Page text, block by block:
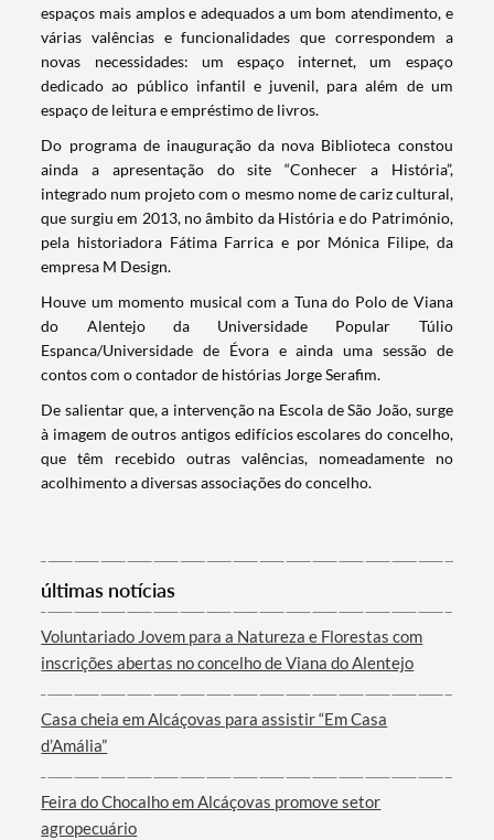
Filtros
espaços mais amplos e adequados a um bom atendimento, e
várias valências e funcionalidades que correspondem a
novas necessidades: um espaço internet, um espaço
dedicado ao público infantil e juvenil, para além de um
espaço de leitura e empréstimo de livros.
Do programa de inauguração da nova Biblioteca constou
ainda a apresentação do site “Conhecer a História”,
integrado num projeto com o mesmo nome de cariz cultural,
que surgiu em 2013, no âmbito da História e do Património,
pela historiadora Fátima Farrica e por Mónica Filipe, da
empresa M Design.
Houve um momento musical com a Tuna do Polo de Viana
do Alentejo da Universidade Popular Túlio
Espanca/Universidade de Évora e ainda uma sessão de
contos com o contador de histórias Jorge Serafim.
De salientar que, a intervenção na Escola de São João, surge
à imagem de outros antigos edifícios escolares do concelho,
que têm recebido outras valências, nomeadamente no
acolhimento a diversas associações do concelho.
últimas notícias
Voluntariado Jovem para a Natureza e Florestas com
inscrições abertas no concelho de Viana do Alentejo
Casa cheia em Alcáçovas para assistir “Em Casa
d’Amália”
Feira do Chocalho em Alcáçovas promove setor
agropecuário